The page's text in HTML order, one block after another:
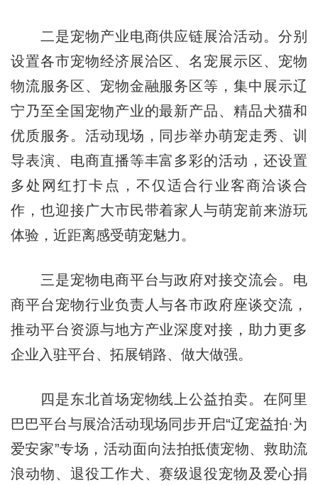
二是宠物产业电商供应链展洽活动。分别
设置各市宠物经济展洽区、名宠展示区、宠物
物流服务区、宠物金融服务区等，集中展示辽
宁乃至全国宠物产业的最新产品、精品犬猫和
优质服务。活动现场，同步举办萌宠走秀、训
导表演、电商直播等丰富多彩的活动，还设置
多处网红打卡点，不仅适合行业客商洽谈合
作，也迎接广大市民带着家人与萌宠前来游玩
体验，近距离感受萌宠魅力。
三是宠物电商平台与政府对接交流会。电
商平台宠物行业负责人与各市政府座谈交流，
推动平台资源与地方产业深度对接，助力更多
企业入驻平台、拓展销路、做大做强。
四是东北首场宠物线上公益拍卖。在阿里
巴巴平台与展洽活动现场同步开启“辽宠益拍·为
爱安家”专场，活动面向法拍抵债宠物、救助流
浪动物、退役工作犬、赛级退役宠物及爱心捐